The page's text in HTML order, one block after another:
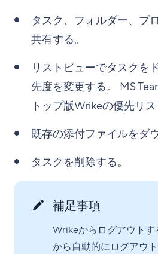
タスク、フォルダー、プ
共有する。
リストビューでタスクを
先度を変更する。 MS
トップ版Wrikeの優先リ
既存の添付ファイルをダ
タスクを削除する。
補足事項
Wrikeからログアウト
から自動的にログアウト